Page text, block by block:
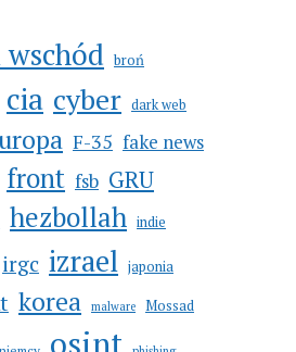
broń
cia cyber dark web
F-35 fake news
front fsb GRU
hezbollah indie
irgc izrael japonia
korea malware Mossad
osint